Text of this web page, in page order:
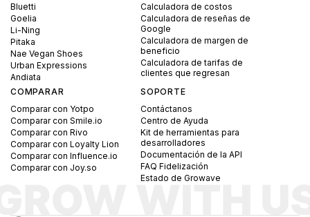
Bluetti
Goelia
Li-Ning
Pitaka
Nae Vegan Shoes
Urban Expressions
Andiata
Calculadora de costos
Calculadora de reseñas de
Google
Calculadora de margen de
beneficio
Calculadora de tarifas de
clientes que regresan
COMPARAR
Comparar con Yotpo
Comparar con Smile.io
Comparar con Rivo
Comparar con Loyalty Lion
Comparar con Influence.io
Comparar con Joy.so
SOPORTE
Contáctanos
Centro de Ayuda
Kit de herramientas para
desarrolladores
Documentación de la API
FAQ Fidelización
Estado de Growave